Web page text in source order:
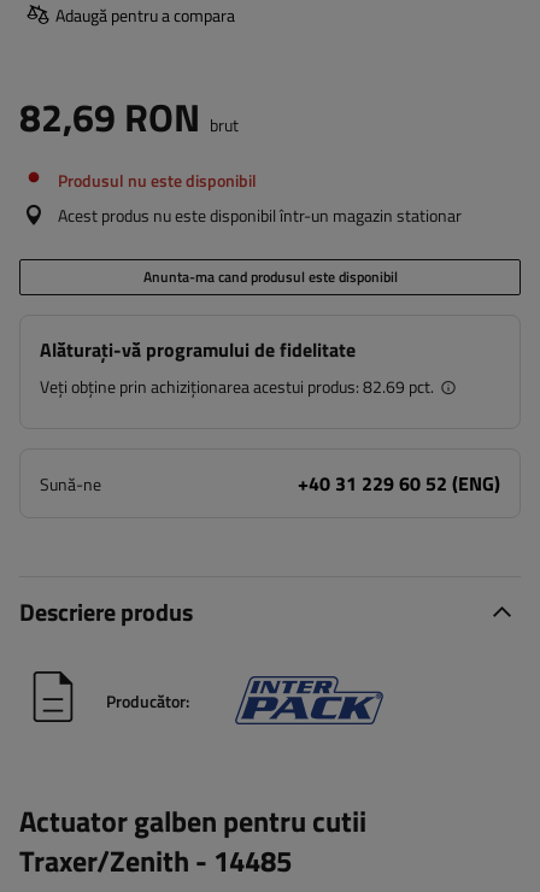
Adaugă pentru a compara
82,69 RON brut
Produsul nu este disponibil
Acest produs nu este disponibil într-un magazin stationar
Anunta-ma cand produsul este disponibil
Alăturați-vă programului de fidelitate
Veți obține prin achiziționarea acestui produs:82.69 pct.
Sună-ne +40 31 229 60 52 (ENG)
Descriere produs
Producător:
Actuator galben pentru cutii
Traxer/Zenith - 14485